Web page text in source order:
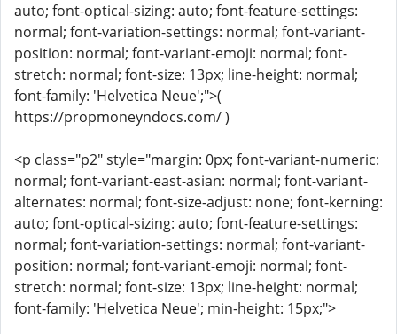
auto; font-optical-sizing: auto; font-feature-settings:
normal; font-variation-settings: normal; font-variant-
position: normal; font-variant-emoji: normal; font-
stretch: normal; font-size: 13px; line-height: normal;
font-family: 'Helvetica Neue';">(
https://propmoneyndocs.com/ )
<p class="p2" style="margin: 0px; font-variant-numeric:
normal; font-variant-east-asian: normal; font-variant-
alternates: normal; font-size-adjust: none; font-kerning:
auto; font-optical-sizing: auto; font-feature-settings:
normal; font-variation-settings: normal; font-variant-
position: normal; font-variant-emoji: normal; font-
stretch: normal; font-size: 13px; line-height: normal;
font-family: 'Helvetica Neue'; min-height: 15px;">